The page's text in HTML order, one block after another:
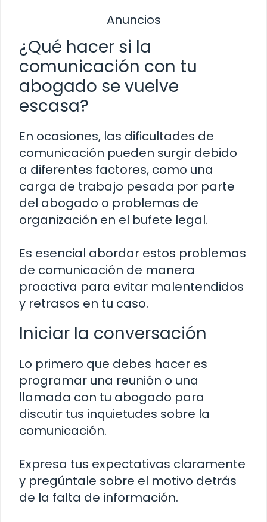
Anuncios
¿Qué hacer si la
comunicación con tu
abogado se vuelve
escasa?
En ocasiones, las dificultades de
comunicación pueden surgir debido
a diferentes factores, como una
carga de trabajo pesada por parte
del abogado o problemas de
organización en el bufete legal.
Es esencial abordar estos problemas
de comunicación de manera
proactiva para evitar malentendidos
y retrasos en tu caso.
Iniciar la conversación
Lo primero que debes hacer es
programar una reunión o una
llamada con tu abogado para
discutir tus inquietudes sobre la
comunicación.
Expresa tus expectativas claramente
y pregúntale sobre el motivo detrás
de la falta de información.